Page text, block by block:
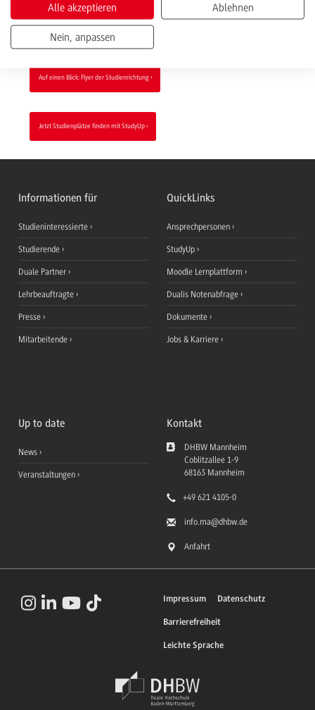
Betrachtungsweise an. Sie können den Einsatz von IT-Technologien bewerten
und ihre Rolle als Systemarchitekt*in während des gesamten Studiums mit
Erfahrungswerten weiterentwickeln.
Auf einen Blick: Flyer der Studienrichtung
Jetzt Studienplätze finden mit StudyUp
Informationen für
Studieninteressierte
Studierende
Duale Partner
Lehrbeauftragte
Presse
Mitarbeitende
QuickLinks
Ansprechpersonen
StudyUp
Moodle Lernplattform
Dualis Notenabfrage
Dokumente
Jobs & Karriere
Up to date
News
Veranstaltungen
Kontakt
DHBW Mannheim
Coblitzallee 1-9
68163 Mannheim
+49 621 4105-0
info.ma@dhbw.de
Anfahrt
Impressum Datenschutz
Barrierefreiheit
Leichte Sprache
Alle akzeptieren Ablehnen
Nein, anpassen